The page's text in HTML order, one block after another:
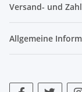
Versand- und
Allgemeine